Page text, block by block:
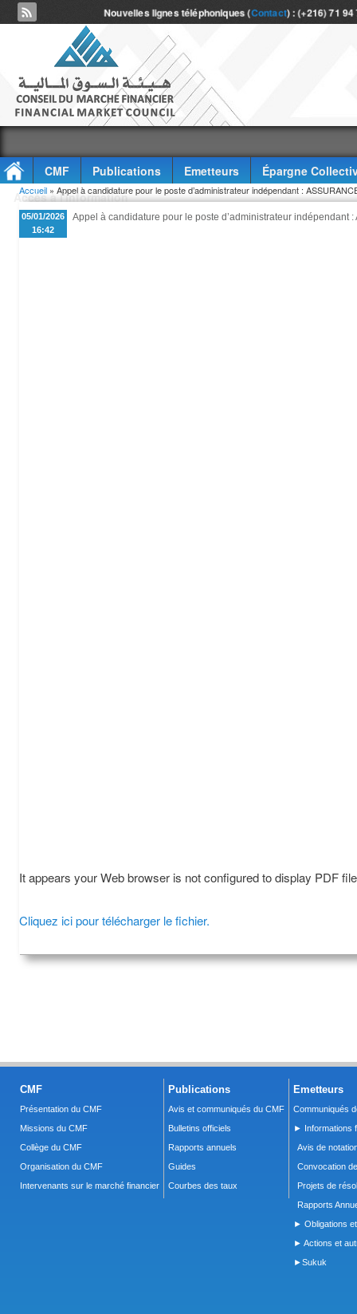
Nouvelles lignes téléphoniques (Contact) : (+216) 71
CMF Publications Emetteurs
Épargne
Accès à l'information
Vous êtes ici
Accueil » Appel à candidature pour le poste d’administrateur indépendant :
05/01/2026
16:42
Appel à candidature pour le poste d’administrateur indépendant
It appears your Web browser is not configured to display PDF
Cliquez ici pour télécharger le fichier.
CMF
Présentation du CMF
Missions du CMF
Collège du CMF
Organisation du CMF
Intervenants sur le marché financier
Publications
Avis et communiqués du CMF
Bulletins officiels
Rapports annuels
Guides
Courbes des taux
Emetteurs
Communiqués
► Informations
Avis de
Convocation
Projets de
Rapports
► Obligations
► Actions et
►Sukuk